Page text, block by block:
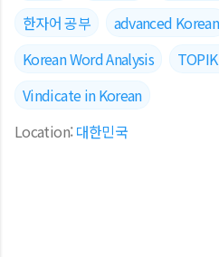
한자어 공부
advanced Korean
Korean Word Analysis
Vindicate in Korean
Location:대한민국